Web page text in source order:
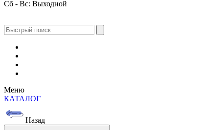
Сб - Вс: Выходной
Меню
КАТАЛОГ
Назад